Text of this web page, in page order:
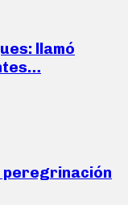
llamó
peregrinación